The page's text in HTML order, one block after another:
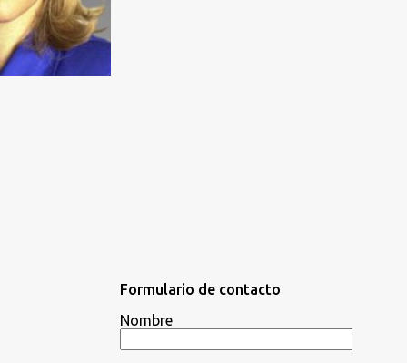
Formulario de contacto
Nombre